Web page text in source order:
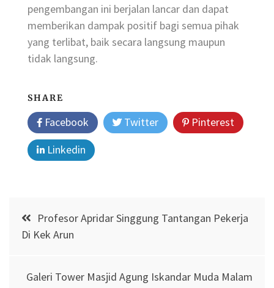
pengembangan ini berjalan lancar dan dapat
memberikan dampak positif bagi semua pihak
yang terlibat, baik secara langsung maupun
tidak langsung.
SHARE
Facebook Twitter
Pinterest
Linkedin
navigation
Profesor Apridar Singgung Tantangan Pekerja
Di Kek Arun
Galeri Tower Masjid Agung Iskandar Muda Malam